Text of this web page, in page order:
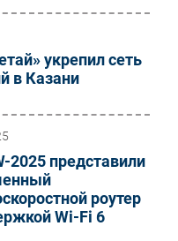
укрепил сеть
в Казани
2025 представили
роутер
Wi-Fi 6